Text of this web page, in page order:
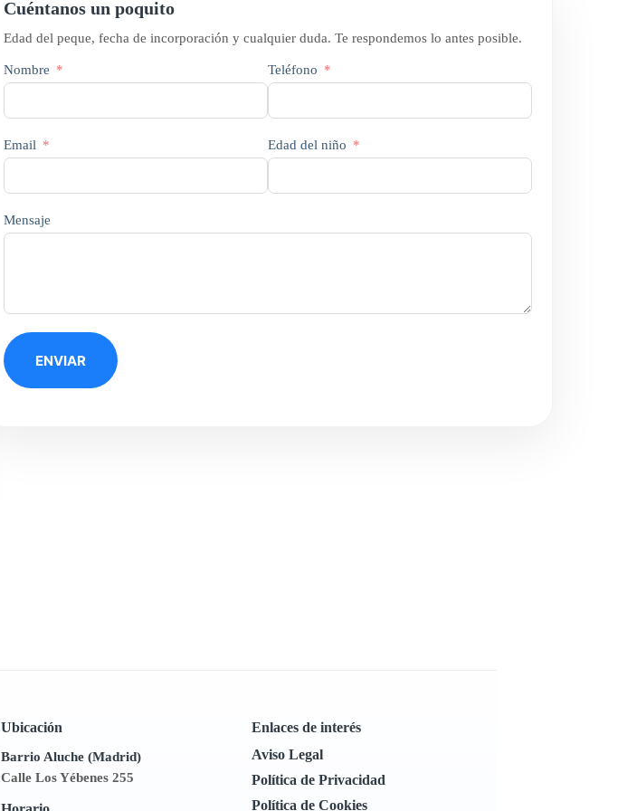
Cuéntanos un poquito
Edad del peque, fecha de incorporación y cualquier duda. Te respondemos lo antes posible.
Nombre Teléfono
Email Edad del niño
Mensaje
ENVIAR
Ubicación
Barrio Aluche (Madrid)
Calle Los Yébenes 255
Enlaces de interés
Aviso Legal
Política de Privacidad
Política de Cookies